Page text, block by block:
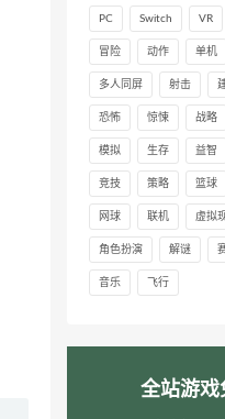
PC Switch VR
冒险 动作 单机
多人同屏 射击
恐怖 惊悚 战略
模拟 生存 益智
竞技 策略 篮球
网球 联机 虚拟
角色扮演 解谜
音乐 飞行
全站游戏